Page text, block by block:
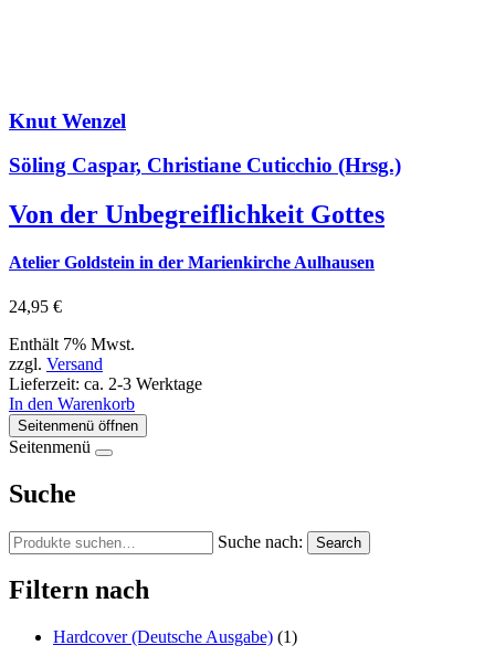
Knut Wenzel
Söling Caspar, Christiane Cuticchio (Hrsg.)
Von der Unbegreiflichkeit Gottes
Atelier Goldstein in der Marienkirche Aulhausen
24,95 €
Enthält 7% Mwst.
zzgl. Versand
Lieferzeit: ca. 2-3 Werktage
In den Warenkorb
Seitenmenü öffnen
Seitenmenü
Suche
Suche nach: Search
Filtern nach
Hardcover (Deutsche Ausgabe) (1)